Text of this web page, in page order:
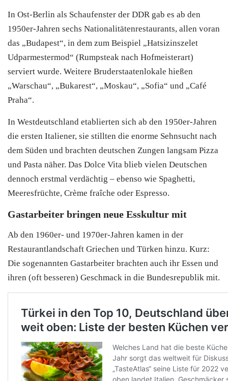
In Ost-Berlin als Schaufenster der DDR gab es ab den
1950er-Jahren sechs Nationalitätenrestaurants, allen voran
das „Budapest“, in dem zum Beispiel „Hatsizinszelet
Udparmestermod“ (Rumpsteak nach Hofmeisterart)
serviert wurde. Weitere Bruderstaatenlokale hießen
„Warschau“, „Bukarest“, „Moskau“, „Sofia“ und „Café
Praha“.
In Westdeutschland etablierten sich ab den 1950er-Jahren
die ersten Italiener, sie stillten die enorme Sehnsucht nach
dem Süden und brachten deutschen Zungen langsam Pizza
und Pasta näher. Das Dolce Vita blieb vielen Deutschen
dennoch erstmal verdächtig – ebenso wie Spaghetti,
Meeresfrüchte, Crème fraîche oder Espresso.
Gastarbeiter bringen neue Esskultur mit
Ab den 1960er- und 1970er-Jahren kamen in der
Restaurantlandschaft Griechen und Türken hinzu. Kurz:
Die sogenannten Gastarbeiter brachten auch ihr Essen und
ihren (oft besseren) Geschmack in die Bundesrepublik mit.